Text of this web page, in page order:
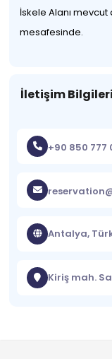
İskele Alanı
mesafesinde.
İletişim Bilgileri
+90 850 777
Antalya,
Kiriş mah.